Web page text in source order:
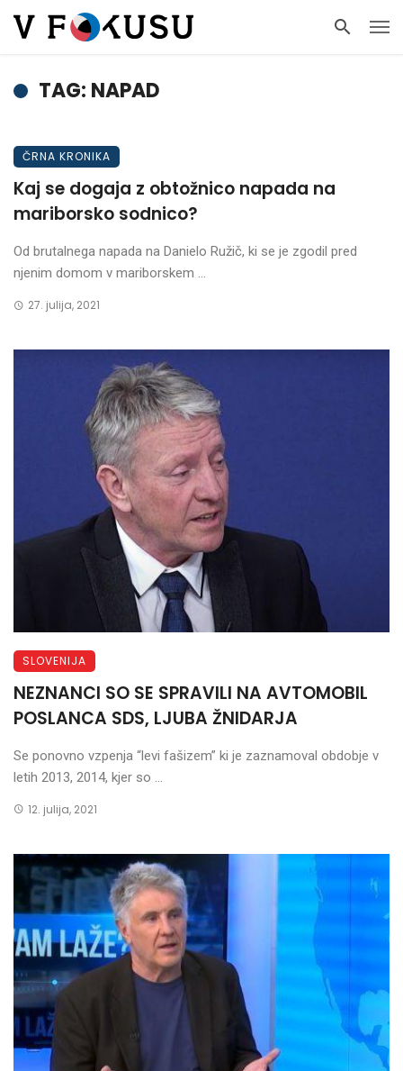
TAG: NAPAD
ČRNA KRONIKA
Kaj se dogaja z obtožnico napada na
mariborsko sodnico?
Od brutalnega napada na Danielo Ružič, ki se je zgodil pred
njenim domom v mariborskem ...
27. julija, 2021
SLOVENIJA
NEZNANCI SO SE SPRAVILI NA AVTOMOBIL
POSLANCA SDS, LJUBA ŽNIDARJA
Se ponovno vzpenja “levi fašizem” ki je zaznamoval obdobje v
letih 2013, 2014, kjer so ...
12. julija, 2021